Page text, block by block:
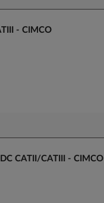
- CIMCO
CATII/CATIII - CIMCO